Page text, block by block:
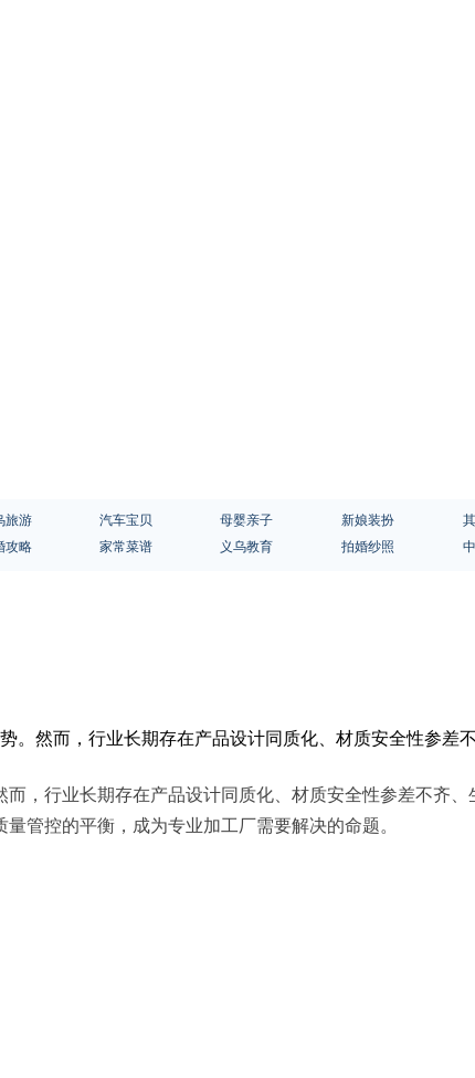
旅游 汽车宝贝 母婴亲子 新娘装扮
攻略 家常菜谱 义乌教育 拍婚纱照
然而，行业长期存在产品设计同质化、材质安全性参差
，行业长期存在产品设计同质化、材质安全性参差不齐
管控的平衡，成为专业加工厂需要解决的命题。